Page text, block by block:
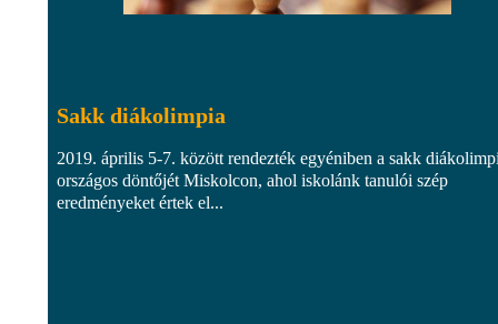
Sakk diákolimpia
2019. április 5-7. között rendezték egyéniben a sakk
országos döntőjét Miskolcon, ahol iskolánk tanulói szép
eredményeket értek el...